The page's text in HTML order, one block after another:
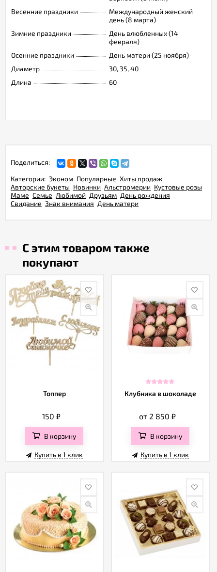
Весенние праздники
Международный женский
день (8 марта)
Зимние праздники
День влюбленных (14
февраля)
Осенние праздники
День матери (25 ноября)
Диаметр
30, 35, 40
Длина
60
Поделиться:
Категории: Эконом Популярные Хиты продаж
Авторские букеты Новинки Альстромерии Кустовые розы
Маме Семье Любимой Друзьям День рождения
Свидание Знак внимания День матери
С этим товаром также
покупают
Топпер
150₽
В корзину
Купить в 1 клик
Клубника в шоколаде
от 2 850₽
В корзину
Купить в 1 клик